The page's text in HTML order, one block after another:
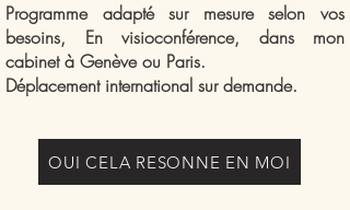
OUI CELA RESONNE EN MOI
Programme adapté sur mesure selon vos
besoins, En visioconférence, dans mon
cabinet à Genève ou Paris.
Déplacement international sur demande.